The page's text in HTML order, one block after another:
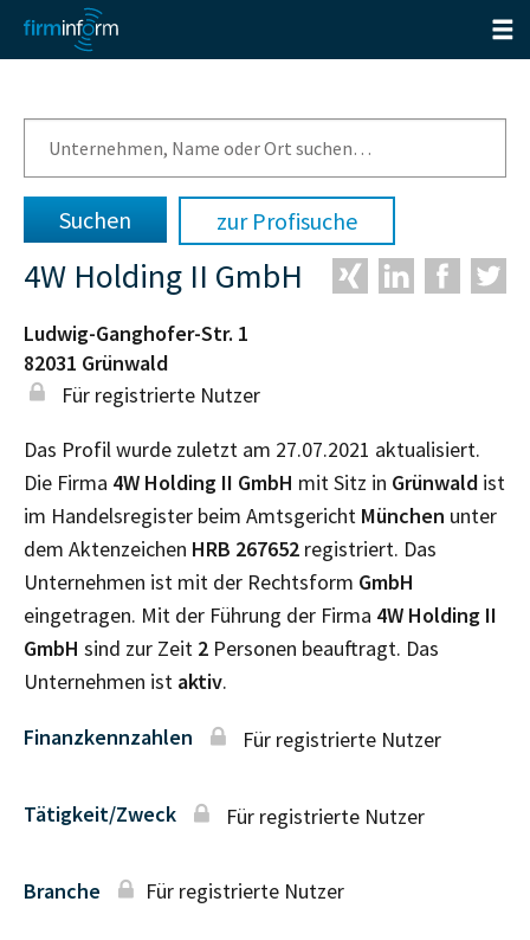
zur Profisuche
4W Holding II GmbH
Ludwig-Ganghofer-Str. 1
82031 Grünwald
Für registrierte Nutzer
Das Profil wurde zuletzt am 27.07.2021 aktualisiert.
Die Firma 4W Holding II GmbH mit Sitz in Grünwald ist
im Handelsregister beim Amtsgericht München unter
dem Aktenzeichen HRB 267652 registriert. Das
Unternehmen ist mit der Rechtsform GmbH
eingetragen. Mit der Führung der Firma 4W Holding II
GmbH sind zur Zeit 2 Personen beauftragt. Das
Unternehmen ist aktiv.
Finanzkennzahlen Für registrierte Nutzer
Tätigkeit/Zweck Für registrierte Nutzer
Branche Für registrierte Nutzer